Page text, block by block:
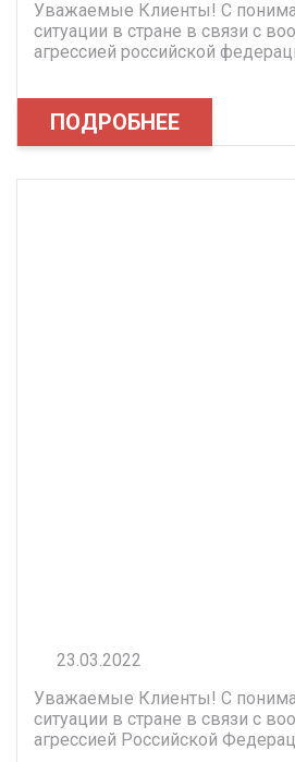
Уважаемые Клиенты! С
ситуации в стране в связи с
агрессией российской
ПОДРОБНЕЕ
23.03.2022
Уважаемые Клиенты! С
ситуации в стране в связи с
агрессией Российской